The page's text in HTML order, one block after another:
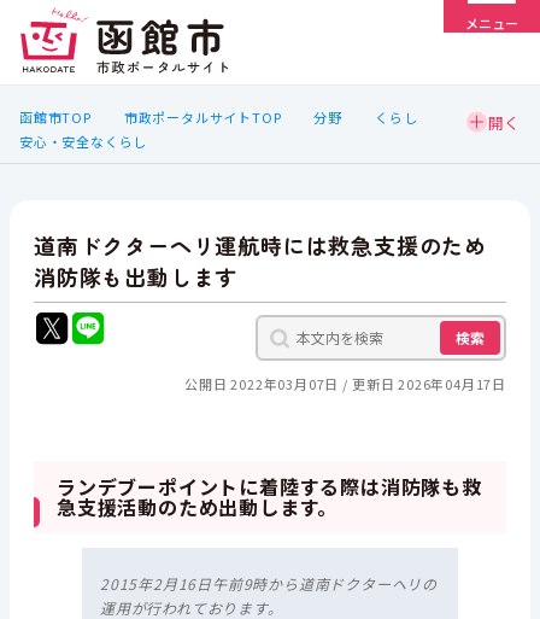
メニュー
函館市TOP 市政ポータルサイトTOP 分野
くらし
安心・安全なくらし
道南ドクターヘリ運航時には救急支援のため
消防隊も出動します
検索
公開日 2022年03月07日 更新日 2026年04月17日
ランデブーポイントに着陸する際は消防隊も救
急支援活動のため出動します。
2015年2月16日午前9時から道南ドクターヘリの
運用が行われております。